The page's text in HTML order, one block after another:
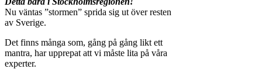
Nu väntas ”stormen” sprida sig ut över resten
av Sverige.
Det finns många som, gång på gång likt ett
mantra, har upprepat att vi måste lita på våra
experter.